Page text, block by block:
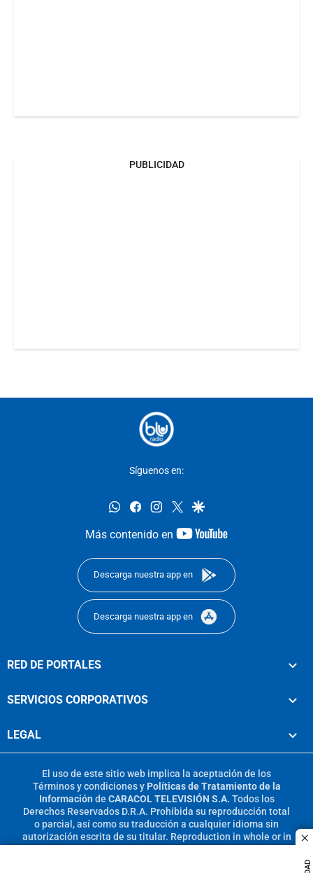
PUBLICIDAD
Síguenos en:
whatsappfacebookinstagram
twittergoogle
Más contenido en
youtube-
Descarga nuestra app en
Descarga nuestra app en
RED DE PORTALES
SERVICIOS CORPORATIVOS
LEGAL
El uso de este sitio web implica la aceptación de los
Términos y condicionesy Políticas de Tratamiento de la
Información de CARACOL TELEVISIÓN S.A. Todos los
Derechos Reservados D.R.A. Prohibida su reproducción total
o parcial, así como su traducción a cualquier idioma sin
autorización escrita de su titular. Reproduction in whole or in